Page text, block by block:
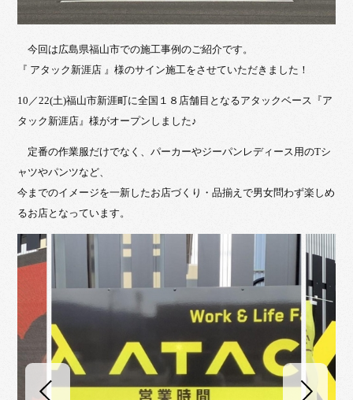
今回は広島県福山市での施工事例のご紹介です。
『 アタック新涯店 』様のサイン施工をさせていただきました！
10／22(土)福山市新涯町に全国１８店舗目となるアタックベース『ア
タック新涯店』様がオープンしました♪
定番の作業服だけでなく、パーカーやジーパンレディース用のTシ
ャツやパンツなど、
今までのイメージを一新したお店づくり・品揃えで男女問わず楽しめ
るお店となっています。